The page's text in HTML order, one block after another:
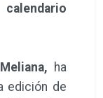
ha
edición de